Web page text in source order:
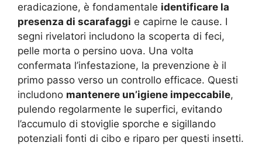
eradicazione, è fondamentale identificare la
presenza di scarafaggi e capirne le cause. I
segni rivelatori includono la scoperta di feci,
pelle morta o persino uova. Una volta
confermata l’infestazione, la prevenzione è il
primo passo verso un controllo efficace. Questi
includono mantenere un’igiene impeccabile,
pulendo regolarmente le superfici, evitando
l’accumulo di stoviglie sporche e sigillando
potenziali fonti di cibo e riparo per questi insetti.